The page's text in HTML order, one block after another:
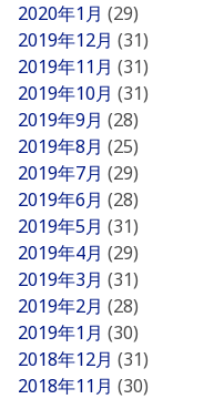
2020年1月 (29)
2019年12月 (31)
2019年11月 (31)
2019年10月 (31)
2019年9月 (28)
2019年8月 (25)
2019年7月 (29)
2019年6月 (28)
2019年5月 (31)
2019年4月 (29)
2019年3月 (31)
2019年2月 (28)
2019年1月 (30)
2018年12月 (31)
2018年11月 (30)